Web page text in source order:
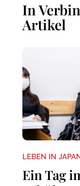
In
Artikel
LEBEN IN
Ein Tag